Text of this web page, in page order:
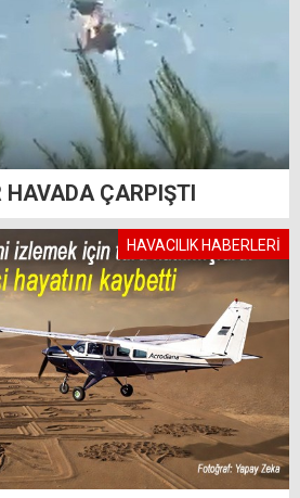
HAVADA ÇARPIŞTI
HAVACILIK HABERLERİ